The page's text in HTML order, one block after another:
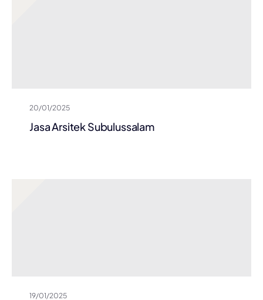
20/01/2025
Jasa Arsitek Subulussalam
19/01/2025